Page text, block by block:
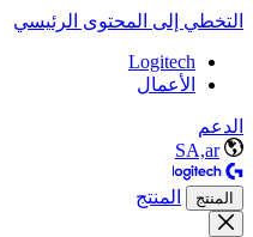
التخطي إلى المحتوى الرئيسي
Logitech
الأعمال
الدعم
SA,ar
المنتج المنتج